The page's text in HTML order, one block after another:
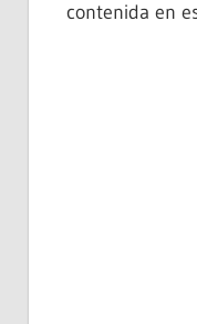
contenida en